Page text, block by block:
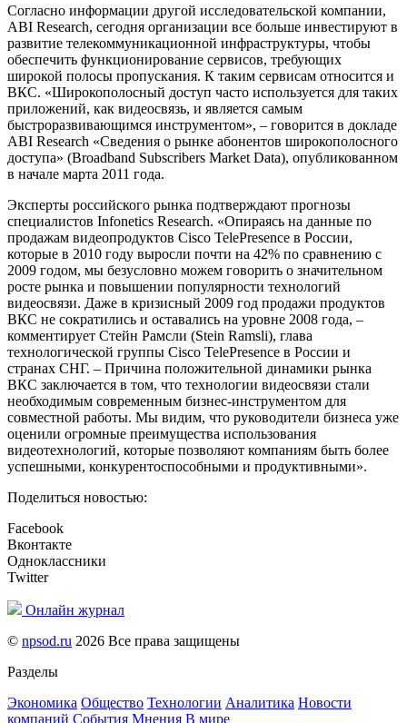
Согласно информации другой исследовательской компании,
ABI Research, сегодня организации все больше инвестируют в
развитие телекоммуникационной инфраструктуры, чтобы
обеспечить функционирование сервисов, требующих
широкой полосы пропускания. К таким сервисам относится и
ВКС. «Широкополосный доступ часто используется для таких
приложений, как видеосвязь, и является самым
быстроразвивающимся инструментом», – говорится в докладе
ABI Research «Сведения о рынке абонентов широкополосного
доступа» (Broadband Subscribers Market Data), опубликованном
в начале марта 2011 года.
Эксперты российского рынка подтверждают прогнозы
специалистов Infonetics Research. «Опираясь на данные по
продажам видеопродуктов Cisco TelePresence в России,
которые в 2010 году выросли почти на 42% по сравнению с
2009 годом, мы безусловно можем говорить о значительном
росте рынка и повышении популярности технологий
видеосвязи. Даже в кризисный 2009 год продажи продуктов
ВКС не сократились и оставались на уровне 2008 года, –
комментирует Стейн Рамсли (Stein Ramsli), глава
технологической группы Cisco TelePresence в России и
странах СНГ. – Причина положительной динамики рынка
ВКС заключается в том, что технологии видеосвязи стали
необходимым современным бизнес-инструментом для
совместной работы. Мы видим, что руководители бизнеса уже
оценили огромные преимущества использования
видеотехнологий, которые позволяют компаниям быть более
успешными, конкурентоспособными и продуктивными».
Поделиться новостью:
Facebook
Вконтакте
Одноклассники
Twitter
Онлайн журнал
© npsod.ru 2026 Все права защищены
Разделы
Экономика Общество Технологии Аналитика Новости
компаний События Мнения В мире